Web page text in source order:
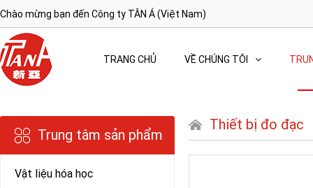
Chào mừng bạn đến Công ty TÂN Á (Việt Nam)
TRANG CHỦ VỀ CHÚNG TÔI
Trung tâm sản phẩm
Vật liệu hóa học
Thiết bị đo đạc